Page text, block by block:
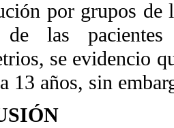
por grupos de
de las
se evidencio
13 años, sin